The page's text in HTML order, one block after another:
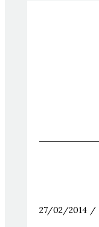
27/02/2014